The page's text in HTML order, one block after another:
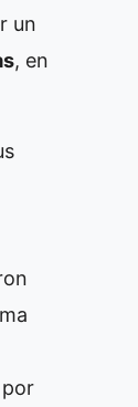
un
, en